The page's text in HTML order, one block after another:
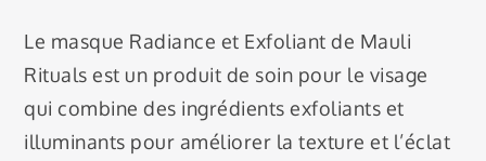
Le masque Radiance et Exfoliant de Mauli
Rituals est un produit de soin pour le visage
qui combine des ingrédients exfoliants et
illuminants pour améliorer la texture et l’éclat